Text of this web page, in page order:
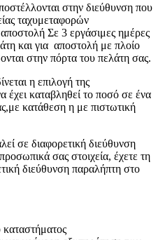
στην διεύθυνση που
ταχυμεταφορών
Σε 3 εργάσιμες ημέρες
και για αποστολή με πλοίο
στην πόρτα του πελάτη σας.
η επιλογή της
έχει καταβληθεί το ποσό σε ένα
κατάθεση η με πιστωτική
σε διαφορετική διεύθυνση
σας στοιχεία, έχετε τη
διεύθυνση παραλήπτη στο